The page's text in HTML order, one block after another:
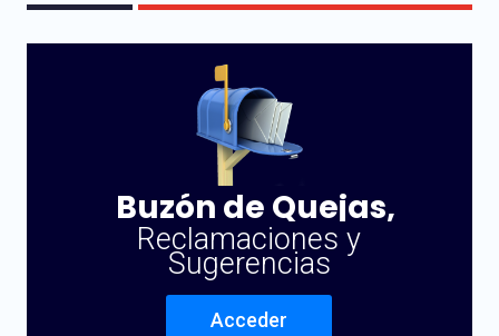
Buzón de Quejas,
Reclamaciones y
Sugerencias
Acceder